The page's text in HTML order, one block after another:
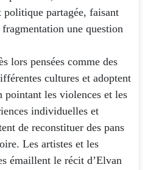
partagée, faisant
une question
lors pensées comme des
cultures et adoptent
les violences et les
individuelles et
de reconstituer des pans
Les artistes et les
émaillent le récit d’Elvan